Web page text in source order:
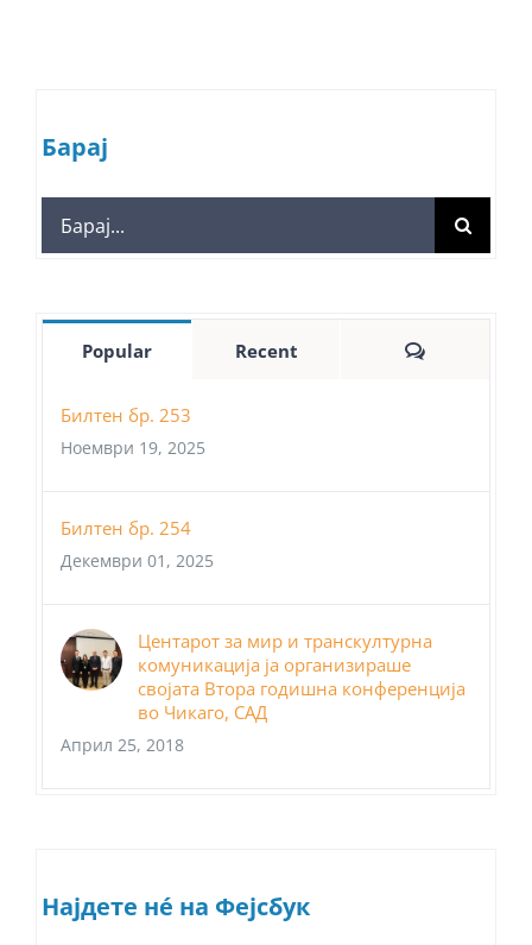
Барај
Search
for:
Popular Recent Comments
Билтен бр. 253
Ноември 19, 2025
Билтен бр. 254
Декември 01, 2025
Центарот за мир и транскултурна
комуникација ја организираше
својата Втора годишна конференција
во Чикаго, САД
Април 25, 2018
Најдете нé на Фејсбук